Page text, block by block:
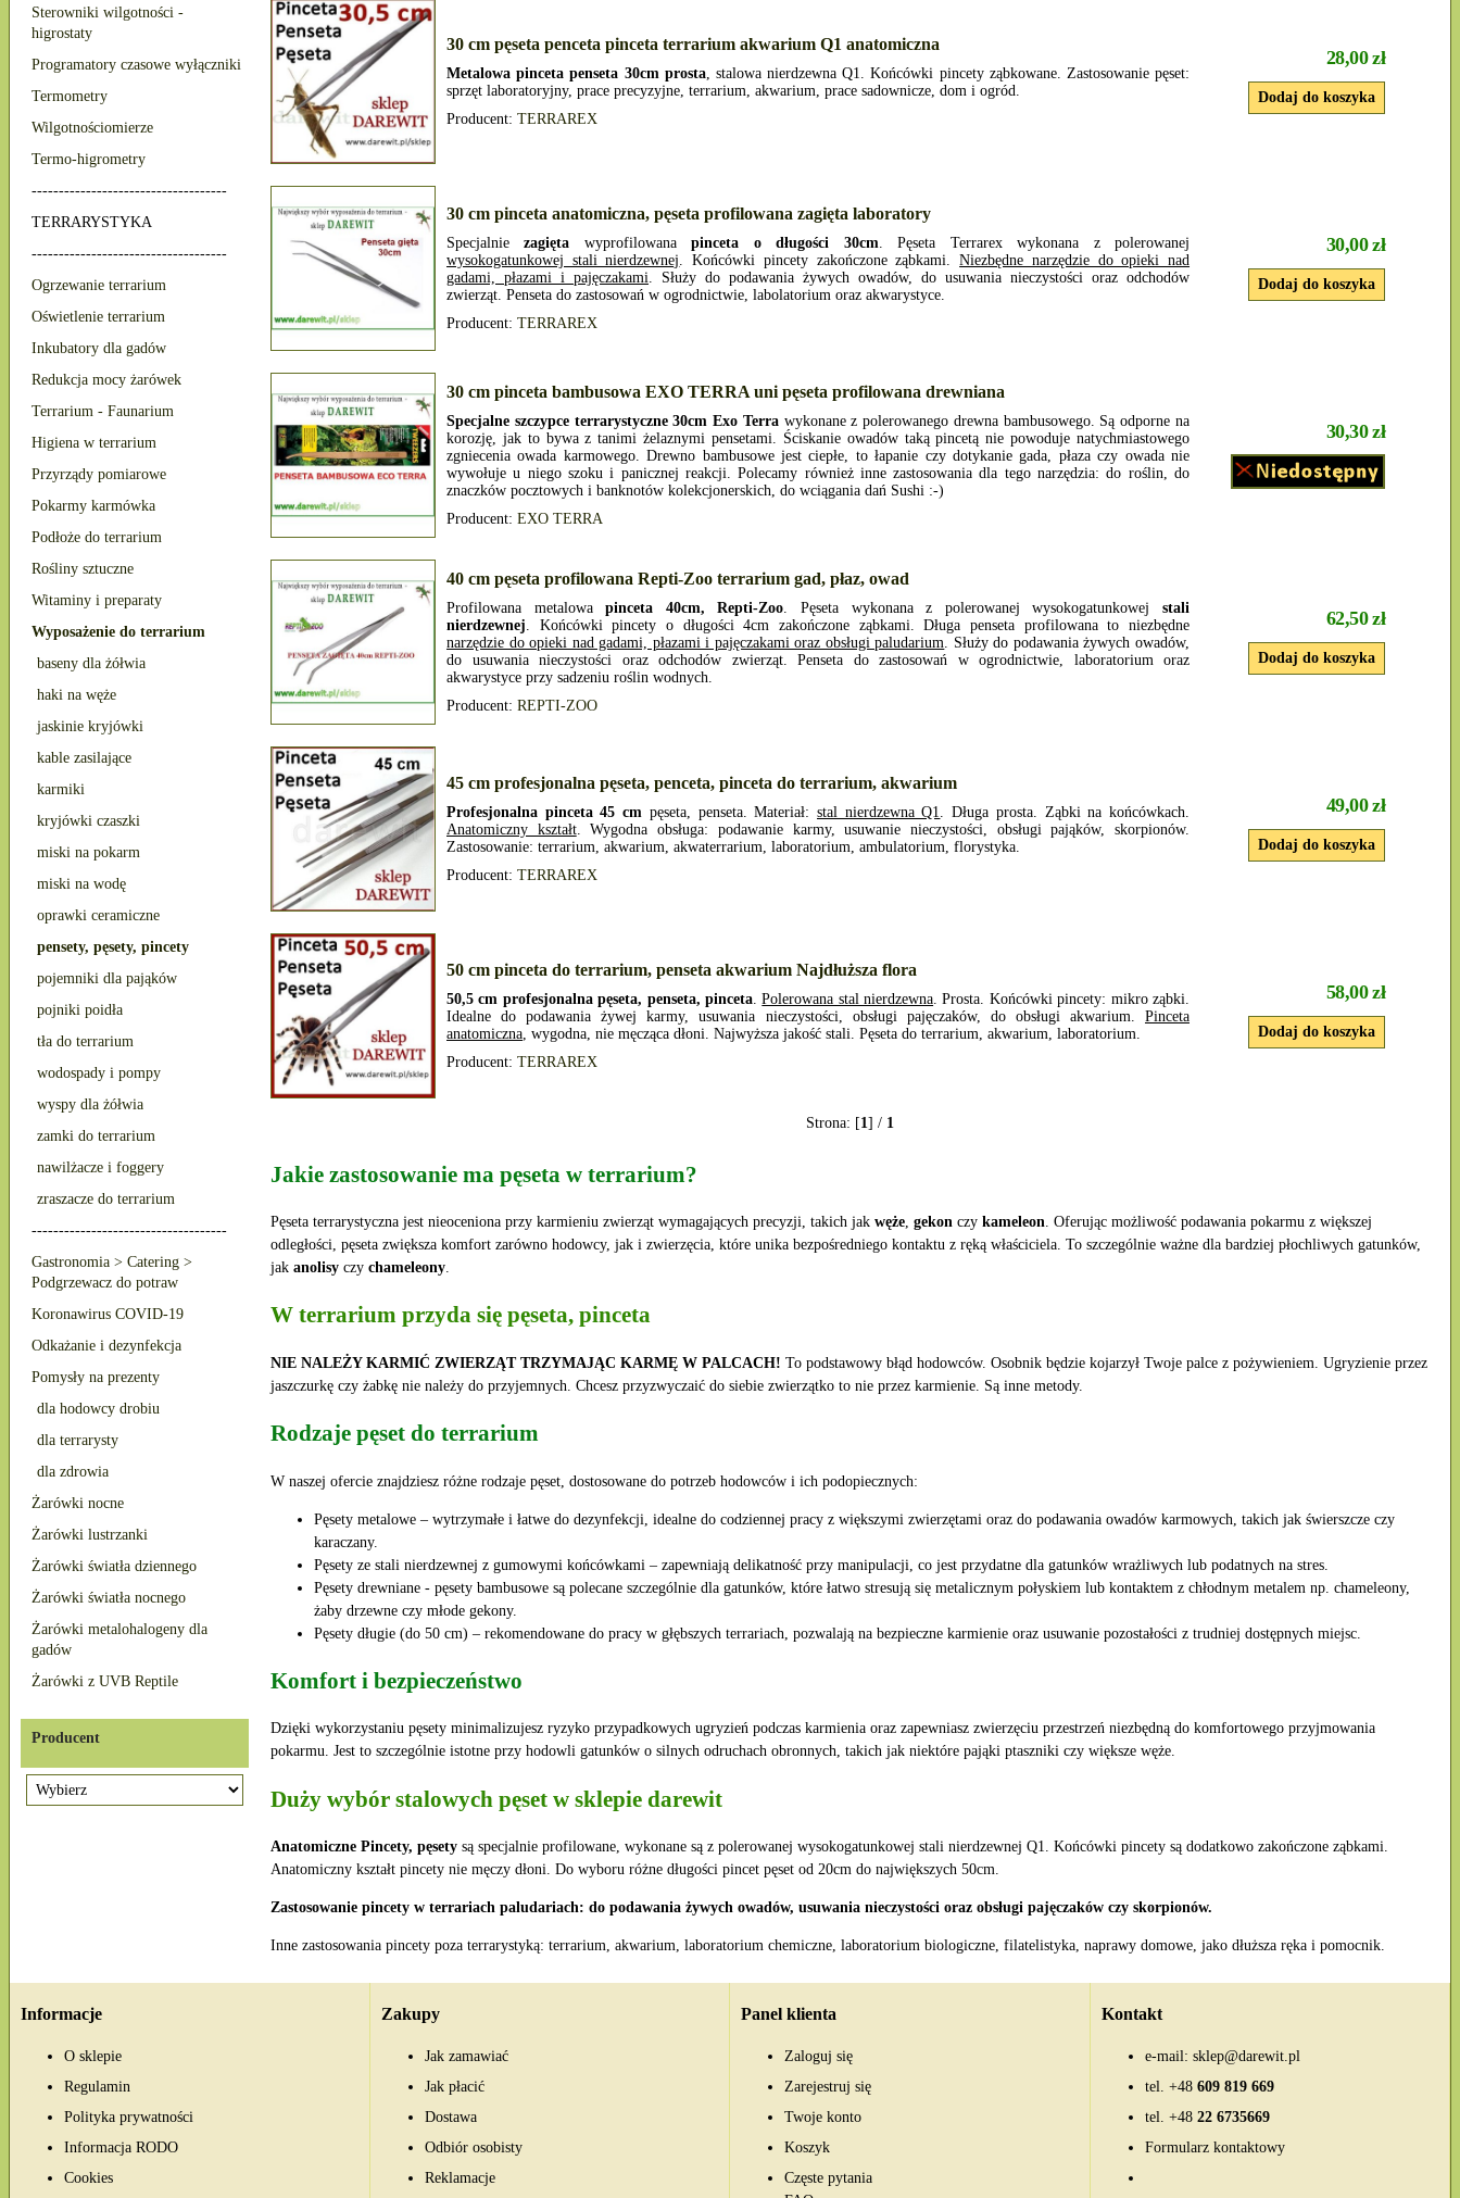
Sterowniki wilgotności -
higrostaty
Programatory czasowe wyłączniki
Termometry
Wilgotnościomierze
Termo-higrometry
------------------------------------
TERRARYSTYKA
------------------------------------
Ogrzewanie terrarium
Oświetlenie terrarium
Inkubatory dla gadów
Redukcja mocy żarówek
Terrarium - Faunarium
Higiena w terrarium
Przyrządy pomiarowe
Pokarmy karmówka
Podłoże do terrarium
Rośliny sztuczne
Witaminy i preparaty
Wyposażenie do terrarium
baseny dla żółwia
haki na węże
jaskinie kryjówki
kable zasilające
karmiki
kryjówki czaszki
miski na pokarm
miski na wodę
oprawki ceramiczne
pensety, pęsety, pincety
pojemniki dla pająków
pojniki poidła
tła do terrarium
wodospady i pompy
wyspy dla żółwia
zamki do terrarium
nawilżacze i foggery
zraszacze do terrarium
------------------------------------
Gastronomia > Catering >
Podgrzewacz do potraw
Koronawirus COVID-19
Odkażanie i dezynfekcja
Pomysły na prezenty
dla hodowcy drobiu
dla terrarysty
dla zdrowia
Żarówki nocne
Żarówki lustrzanki
Żarówki światła dziennego
Żarówki światła nocnego
Żarówki metalohalogeny dla
gadów
Żarówki z UVB Reptile
Producent
30 cm pęseta penceta pinceta terrarium akwarium Q1 anatomiczna
Metalowa pinceta penseta 30cm prosta, stalowa nierdzewna Q1. Końcówki pincety ząbkowane. Zastosowanie pęset:
sprzęt laboratoryjny, prace precyzyjne, terrarium, akwarium, prace sadownicze, dom i ogród.
Producent: TERRAREX
28,00 zł
30 cm pinceta anatomiczna, pęseta profilowana zagięta laboratory
Specjalniezagięta wyprofilowanapinceta o długości 30cm. Pęseta Terrarex wykonana z polerowanej
wysokogatunkowej stali nierdzewnej. Końcówki pincety zakończone ząbkami.Niezbędne narzędzie do opieki nad
gadami, płazami i pajęczakami. Służy do podawania żywych owadów, do usuwania nieczystości oraz odchodów
zwierząt. Penseta do zastosowań w ogrodnictwie, labolatorium oraz akwarystyce.
Producent: TERRAREX
30,00 zł
30 cm pinceta bambusowa EXO TERRA uni pęseta profilowana drewniana
Specjalne szczypce terrarystyczne 30cm Exo Terrawykonane z polerowanego drewna bambusowego. Są odporne na
korozję, jak to bywa z tanimi żelaznymi pensetami. Ściskanie owadów taką pincetą nie powoduje natychmiastowego
zgniecenia owada karmowego. Drewno bambusowe jest ciepłe, to łapanie czy dotykanie gada, płaza czy owada nie
wywołuje u niego szoku i panicznej reakcji. Polecamy również inne zastosowania dla tego narzędzia: do roślin, do
znaczków pocztowych i banknotów kolekcjonerskich, do wciągania dań Sushi :-)
Producent: EXO TERRA
30,30 zł
40 cm pęseta profilowana Repti-Zoo terrarium gad, płaz, owad
Profilowana metalowapinceta 40cm, Repti-Zoo. Pęseta wykonana z polerowanej wysokogatunkowejstali
nierdzewnej. Końcówki pincety o długości 4cm zakończone ząbkami. Długa penseta profilowana to niezbędne
narzędzie do opieki nad gadami, płazami i pajęczakami oraz obsługi paludarium. Służy do podawania żywych owadów,
do usuwania nieczystości oraz odchodów zwierząt. Penseta do zastosowań w ogrodnictwie, laboratorium oraz
akwarystyce przy sadzeniu roślin wodnych.
Producent: REPTI-ZOO
62,50 zł
45 cm profesjonalna pęseta, penceta, pinceta do terrarium, akwarium
Profesjonalna pinceta 45 cm pęseta, penseta. Materiał:stal nierdzewna Q1. Długa prosta. Ząbki na końcówkach.
Anatomiczny kształt. Wygodna obsługa: podawanie karmy, usuwanie nieczystości, obsługi pająków, skorpionów.
Zastosowanie: terrarium, akwarium, akwaterrarium, laboratorium, ambulatorium, florystyka.
Producent: TERRAREX
49,00 zł
50 cm pinceta do terrarium, penseta akwarium Najdłuższa flora
50,5 cm profesjonalna pęseta, penseta, pinceta.Polerowana stal nierdzewna. Prosta. Końcówki pincety: mikro ząbki.
Idealne do podawania żywej karmy, usuwania nieczystości, obsługi pajęczaków, do obsługi akwarium. Pinceta
anatomiczna, wygodna, nie męcząca dłoni. Najwyższa jakość stali. Pęseta do terrarium, akwarium, laboratorium.
Producent: TERRAREX
58,00 zł
Strona: [1] / 1
Jakie zastosowanie ma pęseta w terrarium?
Pęseta terrarystyczna jest nieoceniona przy karmieniu zwierząt wymagających precyzji, takich jak węże gekon czy kameleon . Oferując możliwość podawania pokarmu z większej
odległości, pęseta zwiększa komfort zarówno hodowcy, jak i zwierzęcia, które unika bezpośredniego kontaktu z ręką właściciela. To szczególnie ważne dla bardziej płochliwych gatunków,
jak anolisy czy chameleony
W terrarium przyda się pęseta, pinceta
NIE NALEŻY KARMIĆ ZWIERZĄT TRZYMAJĄC KARMĘ W PALCACH! To podstawowy błąd hodowców. Osobnik będzie kojarzył Twoje palce z pożywieniem. Ugryzienie przez
jaszczurkę czy żabkę nie należy do przyjemnych. Chcesz przyzwyczaić do siebie zwierzątko to nie przez karmienie. Są inne metody.
Rodzaje pęset do terrarium
W naszej ofercie znajdziesz różne rodzaje pęset, dostosowane do potrzeb hodowców i ich podopiecznych:
Pęsety metalowe – wytrzymałe i łatwe do dezynfekcji, idealne do codziennej pracy z większymi zwierzętami oraz do podawania owadów karmowych, takich jak świerszcze czy
karaczany.
Pęsety ze stali nierdzewnej z gumowymi końcówkami – zapewniają delikatność przy manipulacji, co jest przydatne dla gatunków wrażliwych lub podatnych na stres.
Pęsety drewniane - pęsety bambusowe są polecane szczególnie dla gatunków, które łatwo stresują się metalicznym połyskiem lub kontaktem z chłodnym metalem np. chameleony,
żaby drzewne czy młode gekony.
Pęsety długie (do 50 cm) – rekomendowane do pracy w głębszych terrariach, pozwalają na bezpieczne karmienie oraz usuwanie pozostałości z trudniej dostępnych miejsc.
Komfort i bezpieczeństwo
Dzięki wykorzystaniu pęsety minimalizujesz ryzyko przypadkowych ugryzień podczas karmienia oraz zapewniasz zwierzęciu przestrzeń niezbędną do komfortowego przyjmowania
pokarmu. Jest to szczególnie istotne przy hodowli gatunków o silnych odruchach obronnych, takich jak niektóre pająki ptaszniki czy większe węże.
Duży wybór stalowych pęset w sklepie darewit
Anatomiczne Pincety, pęsety są specjalnie profilowane, wykonane są z polerowanej wysokogatunkowej stali nierdzewnej Q1. Końcówki pincety są dodatkowo zakończone ząbkami.
Anatomiczny kształt pincety nie męczy dłoni. Do wyboru różne długości pincet pęset od 20cm do największych 50cm.
Zastosowanie pincety w terrariach paludariach: do podawania żywych owadów, usuwania nieczystości oraz obsługi pajęczaków czy skorpionów.
Inne zastosowania pincety poza terrarystyką: terrarium, akwarium, laboratorium chemiczne, laboratorium biologiczne, filatelistyka, naprawy domowe, jako dłuższa ręka i pomocnik.
Informacje
O sklepie
Regulamin
Polityka prywatności
Informacja RODO
Cookies
Zakupy
Jak zamawiać
Jak płacić
Dostawa
Odbiór osobisty
Reklamacje
Panel klienta
Zaloguj się
Zarejestruj się
Twoje konto
Koszyk
Częste pytania
Kontakt
e-mail: sklep@darewit.pl
tel. +48609 819 669
tel. +4822 6735669
Formularz kontaktowy